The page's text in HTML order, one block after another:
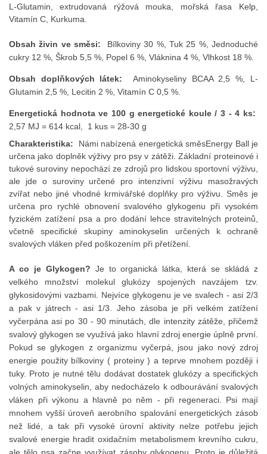
L-Glutamin, extrudovaná rýžová mouka, mořská řasa Kelp,
Vitamín C, Kurkuma.
Obsah živin ve směsi: Bílkoviny 30 %, Tuk 25 %, Jednoduché
cukry 12 %, Škrob 5,5 %, Popel 6 %, Vláknina 4 %, Vlhkost 18 %.
Obsah doplňkových látek: Aminokyseliny BCAA 2,5 %, L-
Glutamin 2,5 %, Lecitin 2 %, Vitamín C 0,5 %.
Energetická hodnota ve 100 g energetické koule / 3 - 4 ks:
2,57 MJ = 614 kcal, 1 kus = 28-30 g
Charakteristika: Námi nabízená energetická směsEnergy Ball je
určena jako doplněk výživy pro psy v zátěži. Základní proteinové i
tukové suroviny nepochází ze zdrojů pro lidskou sportovní výživu,
ale jde o suroviny určené pro intenzivní výživu masožravých
zvířat nebo jiné vhodné krmivářské doplňky pro výživu. Směs je
určena pro rychlé obnovení svalového glykogenu při vysokém
fyzickém zatížení psa a pro dodání lehce stravitelných proteinů,
včetně specifické skupiny aminokyselin určených k ochraně
svalových vláken před poškozením při přetížení.
A co je Glykogen? Je to organická látka, která se skládá z
velkého množství molekul glukózy spojených navzájem tzv.
glykosidovými vazbami. Nejvíce glykogenu je ve svalech - asi 2/3
a pak v játrech - asi 1/3. Jeho zásoba je při velkém zatížení
vyčerpána asi po 30 - 90 minutách, dle intenzity zátěže, přičemž
svalový glykogen se využívá jako hlavní zdroj energie úplně první.
Pokud se glykogen z organizmu vyčerpá, jsou jako nový zdroj
energie použity bílkoviny ( proteiny ) a teprve mnohem později i
tuky. Proto je nutné tělu dodávat dostatek glukózy a specifických
volných aminokyselin, aby nedocházelo k odbourávání svalových
vláken při výkonu a hlavně po něm - při regeneraci. Psi mají
mnohem vyšší úroveň aerobního spalování energetických zásob
než lidé, a tak při vysoké úrovní aktivity nelze potřebu jejich
svalové energie hradit oxidačním metabolismem krevního cukru,
ale tělo psa začne využívat zásoby glykogenu. Proto je důležitá